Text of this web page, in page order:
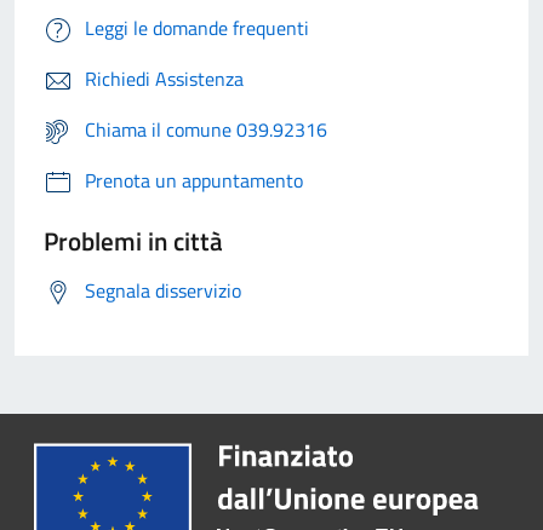
Leggi le domande frequenti
Richiedi Assistenza
Chiama il comune 039.92316
Prenota un appuntamento
Problemi in città
Segnala disservizio